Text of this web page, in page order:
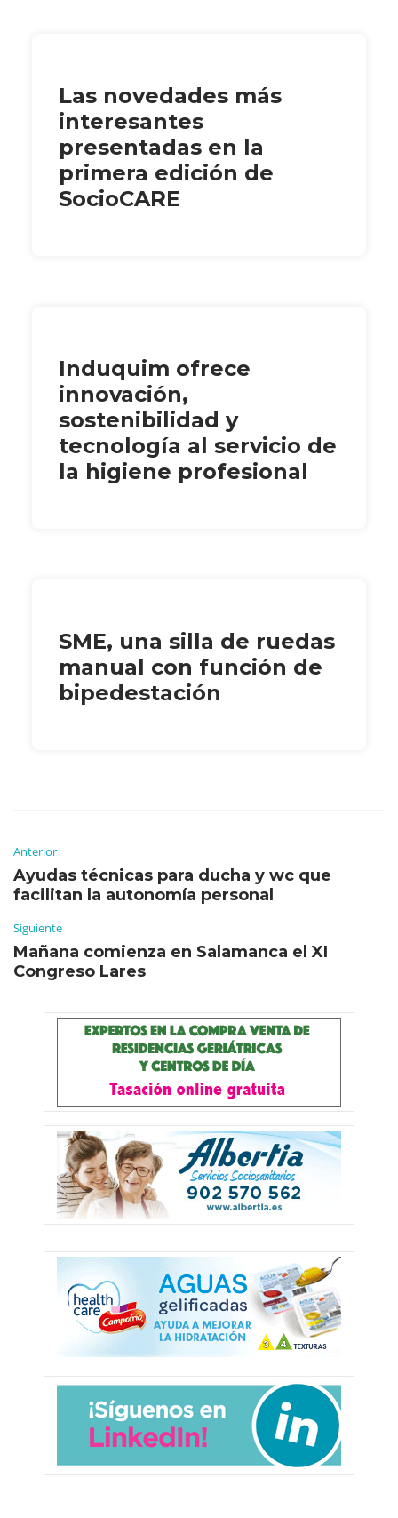
Las novedades más
interesantes
presentadas en la
primera edición de
SocioCARE
Induquim ofrece
innovación,
sostenibilidad y
tecnología al servicio de
la higiene profesional
SME, una silla de ruedas
manual con función de
bipedestación
Anterior
Ayudas técnicas para ducha y wc que
facilitan la autonomía personal
Siguiente
Mañana comienza en Salamanca el XI
Congreso Lares